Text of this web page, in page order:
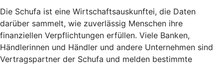
Die Schufa ist eine Wirtschaftsauskunftei, die Daten
darüber sammelt, wie zuverlässig Menschen ihre
finanziellen Verpflichtungen erfüllen. Viele Banken,
Händlerinnen und Händler und andere Unternehmen sind
Vertragspartner der Schufa und melden bestimmte